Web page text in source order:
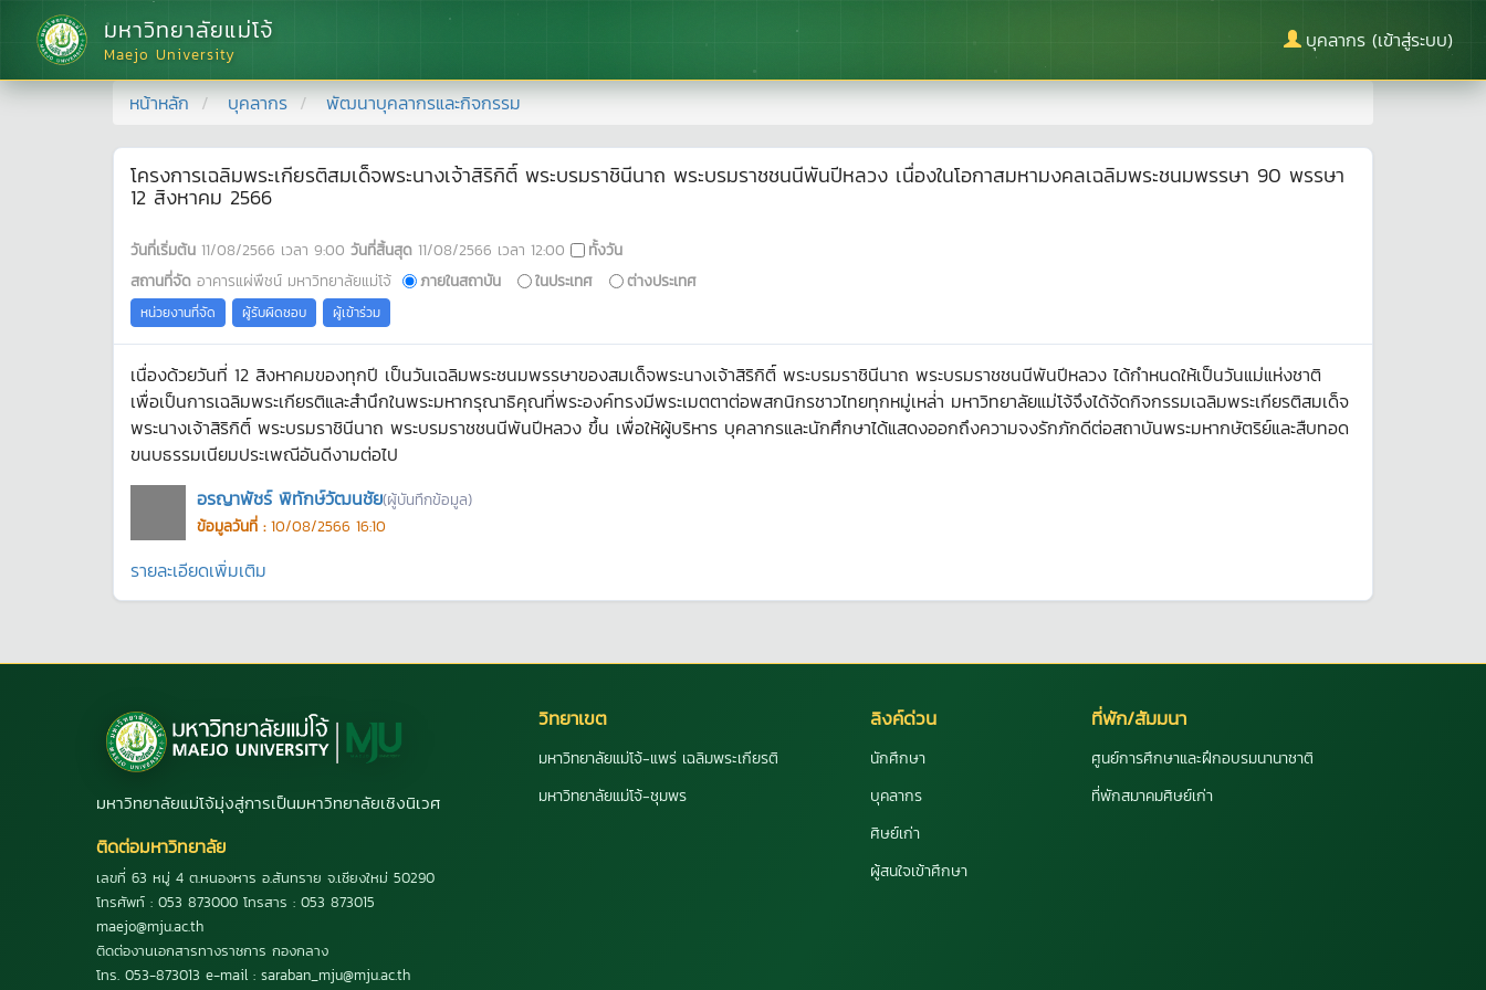
มหาวิทยาลัยแม่โจ้
Maejo University
บุคลากร (เข้าสู่ระบบ)
หน้าหลัก บุคลากร พัฒนาบุคลากรและกิจกรรม
โครงการเฉลิมพระเกียรติสมเด็จพระนางเจ้าสิริกิติ์ พระบรมราชินีนาถ พระบรมราชชนนีพันปีหลวง เนื่องในโอกาสมหามงคลเฉลิมพระชนมพรรษา 90 พรรษา
12 สิงหาคม 2566
วันที่เริ่มต้น 11/08/2566 เวลา 9:00 วันที่สิ้นสุด 11/08/2566 เวลา 12:00
ทั้งวัน
สถานที่จัด อาคารแผ่พืชน์ มหาวิทยาลัยแม่โจ้ ภายในสถาบัน ในประเทศ ต่างประเทศ
หน่วยงานที่จัด ผู้รับผิดชอบ ผู้เข้าร่วม
เนื่องด้วยวันที่ 12 สิงหาคมของทุกปี เป็นวันเฉลิมพระชนมพรรษาของสมเด็จพระนางเจ้าสิริกิติ์ พระบรมราชินีนาถ พระบรมราชชนนีพันปีหลวง ได้กำหนดให้เป็นวันแม่แห่งชาติ
เพื่อเป็นการเฉลิมพระเกียรติและสำนึกในพระมหากรุณาธิคุณที่พระองค์ทรงมีพระเมตตาต่อพสกนิกรชาวไทยทุกหมู่เหล่่า มหาวิทยาลัยแม่โจ้จึงได้จัดกิจกรรมเฉลิมพระเกียรติสมเด็จ
พระนางเจ้าสิริกิติ์ พระบรมราชินีนาถ พระบรมราชชนนีพันปีหลวง ขึ้น เพื่อให้ผู้บริหาร บุคลากรและนักศึกษาได้แสดงออกถึงความจงรักภักดีต่อสถาบันพระมหากษัตริย์และสืบทอด
ขนบธรรมเนียมประเพณีอันดีงามต่อไป
อรญาพัชร์ พิทักษ์วัฒนชัย(ผู้บันทึกข้อมูล)
ข้อมูลวันที่ : 10/08/2566 16:10
รายละเอียดเพิ่มเติม
มหาวิทยาลัยแม่โจ้มุ่งสู่การเป็นมหาวิทยาลัยเชิงนิเวศ
ติดต่อมหาวิทยาลัย
เลขที่ 63 หมู่ 4 ต.หนองหาร อ.สันทราย จ.เชียงใหม่ 50290
โทรศัพท์ : 053 873000 โทรสาร : 053 873015
maejo@mju.ac.th
ติดต่องานเอกสารทางราชการ กองกลาง
โทร. 053-873013 e-mail : saraban_mju@mju.ac.th
วิทยาเขต
มหาวิทยาลัยแม่โจ้-แพร่ เฉลิมพระเกียรติ
มหาวิทยาลัยแม่โจ้-ชุมพร
ลิงค์ด่วน
นักศึกษา
บุคลากร
ศิษย์เก่า
ผู้สนใจเข้าศึกษา
ที่พัก/สัมมนา
ศูนย์การศึกษาและฝึกอบรมนานาชาติ
ที่พักสมาคมศิษย์เก่า